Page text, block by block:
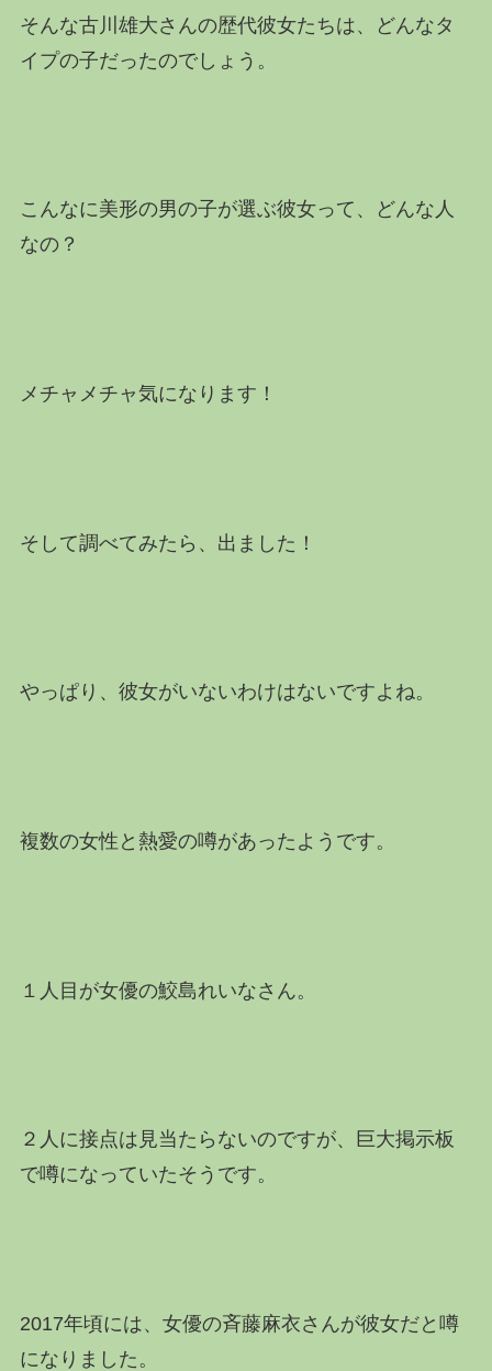
そんな古川雄大さんの歴代彼女たちは、どんなタ
イプの子だったのでしょう。
こんなに美形の男の子が選ぶ彼女って、どんな人
なの？
メチャメチャ気になります！
そして調べてみたら、出ました！
やっぱり、彼女がいないわけはないですよね。
複数の女性と熱愛の噂があったようです。
１人目が女優の鮫島れいなさん。
２人に接点は見当たらないのですが、巨大掲示板
で噂になっていたそうです。
2017年頃には、女優の斉藤麻衣さんが彼女だと噂
になりました。